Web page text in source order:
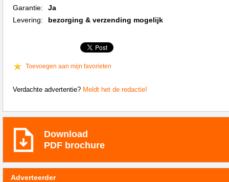
Garantie:
Ja
Levering:
bezorging & verzending mogelijk
Toevoegen aan mijn favorieten
Verdachte advertentie? Meldt het de redactie!
Download
PDF brochure
Adverteerder